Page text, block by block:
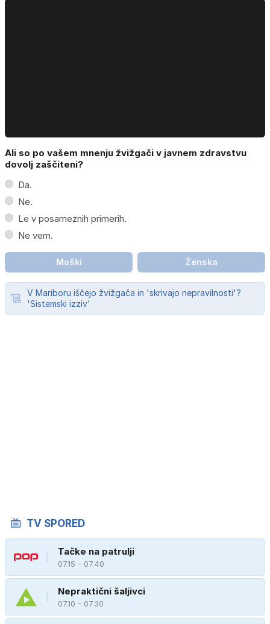
Ali so po vašem mnenju žvižgači v javnem zdravstvu
dovolj zaščiteni?
Da.
Ne.
Le v posameznih primerih.
Ne vem.
Moški Ženska
V Mariboru iščejo žvižgača in 'skrivajo nepravilnosti'?
'Sistemski izziv'
TV SPORED
Tačke na patrulji
07.15 - 07.40
Nepraktični šaljivci
07.10 - 07.30